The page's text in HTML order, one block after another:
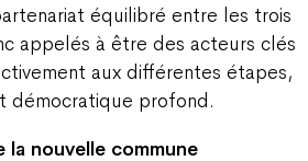
équilibré entre les trois
appelés à être des acteurs clés
aux différentes étapes,
démocratique profond.
nouvelle commune